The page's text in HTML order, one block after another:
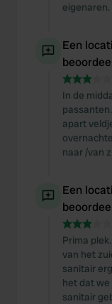
Een
In de
apart
naar /van
Een
Prima
van het
sanitair
het dat
sanitair